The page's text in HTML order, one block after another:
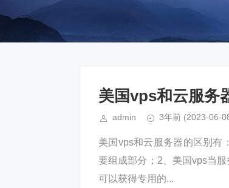
美国vps和云服务
admin 3年前 (2023-06-
美国vps和云服务器的区别有
要组成部分；2、美国vps当
可以获得专用的...